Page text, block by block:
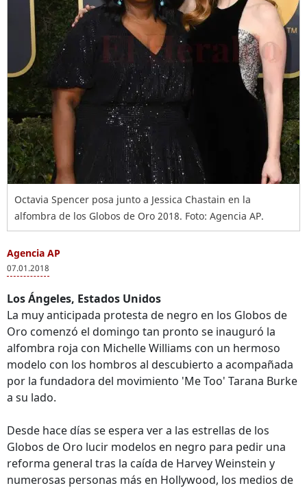
Octavia Spencer posa junto a Jessica Chastain en la
alfombra de los Globos de Oro 2018. Foto: Agencia AP.
Agencia AP
07.01.2018
Los Ángeles, Estados Unidos
La muy anticipada protesta de negro en los Globos de
Oro comenzó el domingo tan pronto se inauguró la
alfombra roja con Michelle Williams con un hermoso
modelo con los hombros al descubierto a acompañada
por la fundadora del movimiento 'Me Too' Tarana Burke
a su lado.
Desde hace días se espera ver a las estrellas de los
Globos de Oro lucir modelos en negro para pedir una
reforma general tras la caída de Harvey Weinstein y
numerosas personas más en Hollywood, los medios de